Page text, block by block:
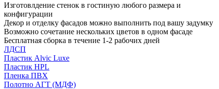
Изготовлдение стенок в гостиную любого размера и
конфигурации
Декор и отделку фасадов можно выполнить под вашу задумку
Возможно сочетание нескольких цветов в одном фасаде
Бесплатная сборка в течение 1-2 рабочих дней
ЛДСП
Пластик Alvic Luxe
Пластик HPL
Пленка ПВХ
Полотно АГТ (МДФ)